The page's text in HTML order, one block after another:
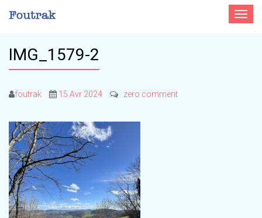
Toggle
IMG_1579-2
foutrak 15 Avr 2024 zero comment